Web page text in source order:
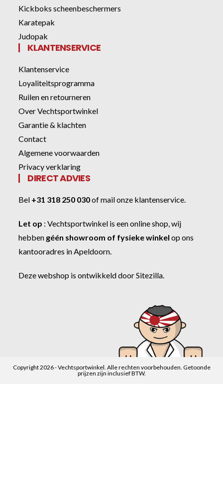
Kickboks scheenbeschermers
Karatepak
Judopak
KLANTENSERVICE
Klantenservice
Loyaliteitsprogramma
Ruilen en retourneren
Over Vechtsportwinkel
Garantie & klachten
Contact
Algemene voorwaarden
Privacy verklaring
DIRECT ADVIES
Bel +31 318 250 030ofmail onze klantenservice
Let op :Vechtsportwinkel is een online shop, wij
hebben géén showroom of fysieke winkel op ons
kantooradres in Apeldoorn.
Deze webshop is ontwikkeld doorSitezilla
Copyright 2026 - Vechtsportwinkel. Alle rechten voorbehouden. Getoonde
prijzen zijn inclusief BTW.